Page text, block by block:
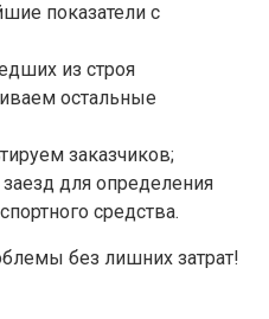
показатели с
из строя
остальные
заказчиков;
для определения
средства.
без лишних затрат!